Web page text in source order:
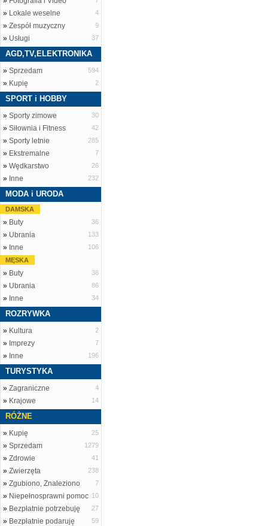
» Lokale weselne 4
» Zespół muzyczny 9
» Usługi 37
AGD,TV,ELEKTRONIKA
» Sprzedam 594
» Kupię 2
SPORT i HOBBY
» Sporty zimowe 30
» Siłownia i Fitness 42
» Sporty letnie 285
» Ekstremalne 7
» Wędkarstwo 26
» Inne 232
MODA i URODA
DAMSKA
» Buty 36
» Ubrania 133
» Inne
106
MĘSKA
» Buty 38
» Ubrania 86
» Inne 34
ROZRYWKA
» Kultura 2
» Imprezy 7
» Inne 196
TURYSTYKA
» Zagraniczne 4
» Krajowe 14
RÓŻNE
» Kupię 25
» Sprzedam 1279
» Zdrowie 41
» Zwierzęta 238
» Zgubiono, Znaleziono 7
» Niepełnosprawni pomoc 10
» Bezpłatnie potrzebuję 27
» Bezpłatnie podaruję 59